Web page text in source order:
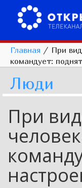
Главная / При
командует:
Люди
При